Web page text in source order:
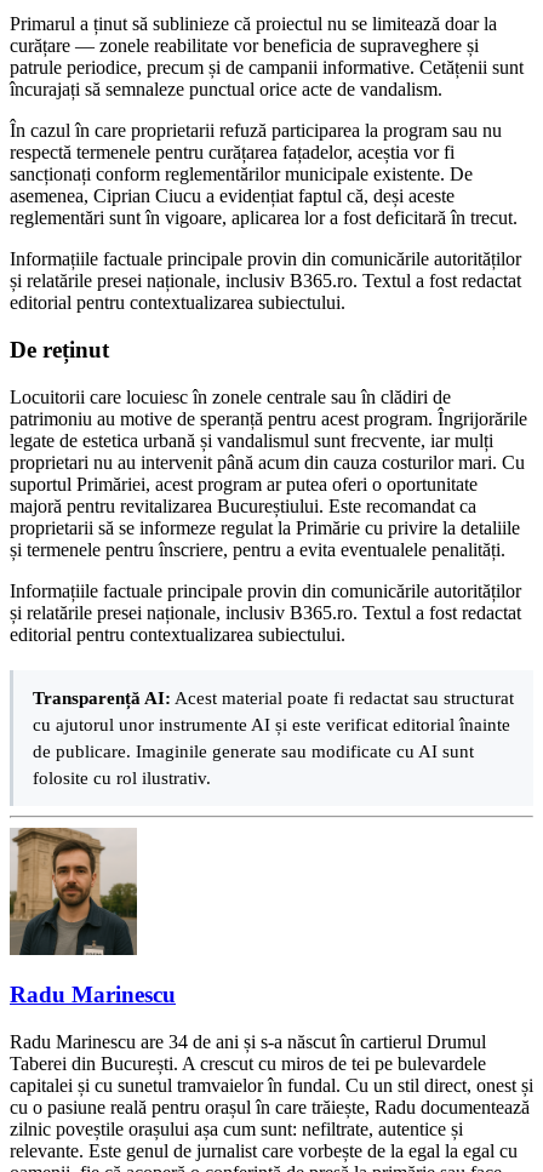
Primarul a ținut să sublinieze că proiectul nu se limitează doar la
curățare — zonele reabilitate vor beneficia de supraveghere și
patrule periodice, precum și de campanii informative. Cetățenii sunt
încurajați să semnaleze punctual orice acte de vandalism.
În cazul în care proprietarii refuză participarea la program sau nu
respectă termenele pentru curățarea fațadelor, aceștia vor fi
sancționați conform reglementărilor municipale existente. De
asemenea, Ciprian Ciucu a evidențiat faptul că, deși aceste
reglementări sunt în vigoare, aplicarea lor a fost deficitară în trecut.
Informațiile factuale principale provin din comunicările autorităților
și relatările presei naționale, inclusiv B365.ro. Textul a fost redactat
editorial pentru contextualizarea subiectului.
De reținut
Locuitorii care locuiesc în zonele centrale sau în clădiri de
patrimoniu au motive de speranță pentru acest program. Îngrijorările
legate de estetica urbană și vandalismul sunt frecvente, iar mulți
proprietari nu au intervenit până acum din cauza costurilor mari. Cu
suportul Primăriei, acest program ar putea oferi o oportunitate
majoră pentru revitalizarea Bucureștiului. Este recomandat ca
proprietarii să se informeze regulat la Primărie cu privire la detaliile
și termenele pentru înscriere, pentru a evita eventualele penalități.
Informațiile factuale principale provin din comunicările autorităților
și relatările presei naționale, inclusiv B365.ro. Textul a fost redactat
editorial pentru contextualizarea subiectului.
Transparență AI: Acest material poate fi redactat sau structurat
cu ajutorul unor instrumente AI și este verificat editorial înainte
de publicare. Imaginile generate sau modificate cu AI sunt
folosite cu rol ilustrativ.
Radu Marinescu
Radu Marinescu are 34 de ani și s-a născut în cartierul Drumul
Taberei din București. A crescut cu miros de tei pe bulevardele
capitalei și cu sunetul tramvaielor în fundal. Cu un stil direct, onest și
cu o pasiune reală pentru orașul în care trăiește, Radu documentează
zilnic poveștile orașului așa cum sunt: nefiltrate, autentice și
relevante. Este genul de jurnalist care vorbește de la egal la egal cu